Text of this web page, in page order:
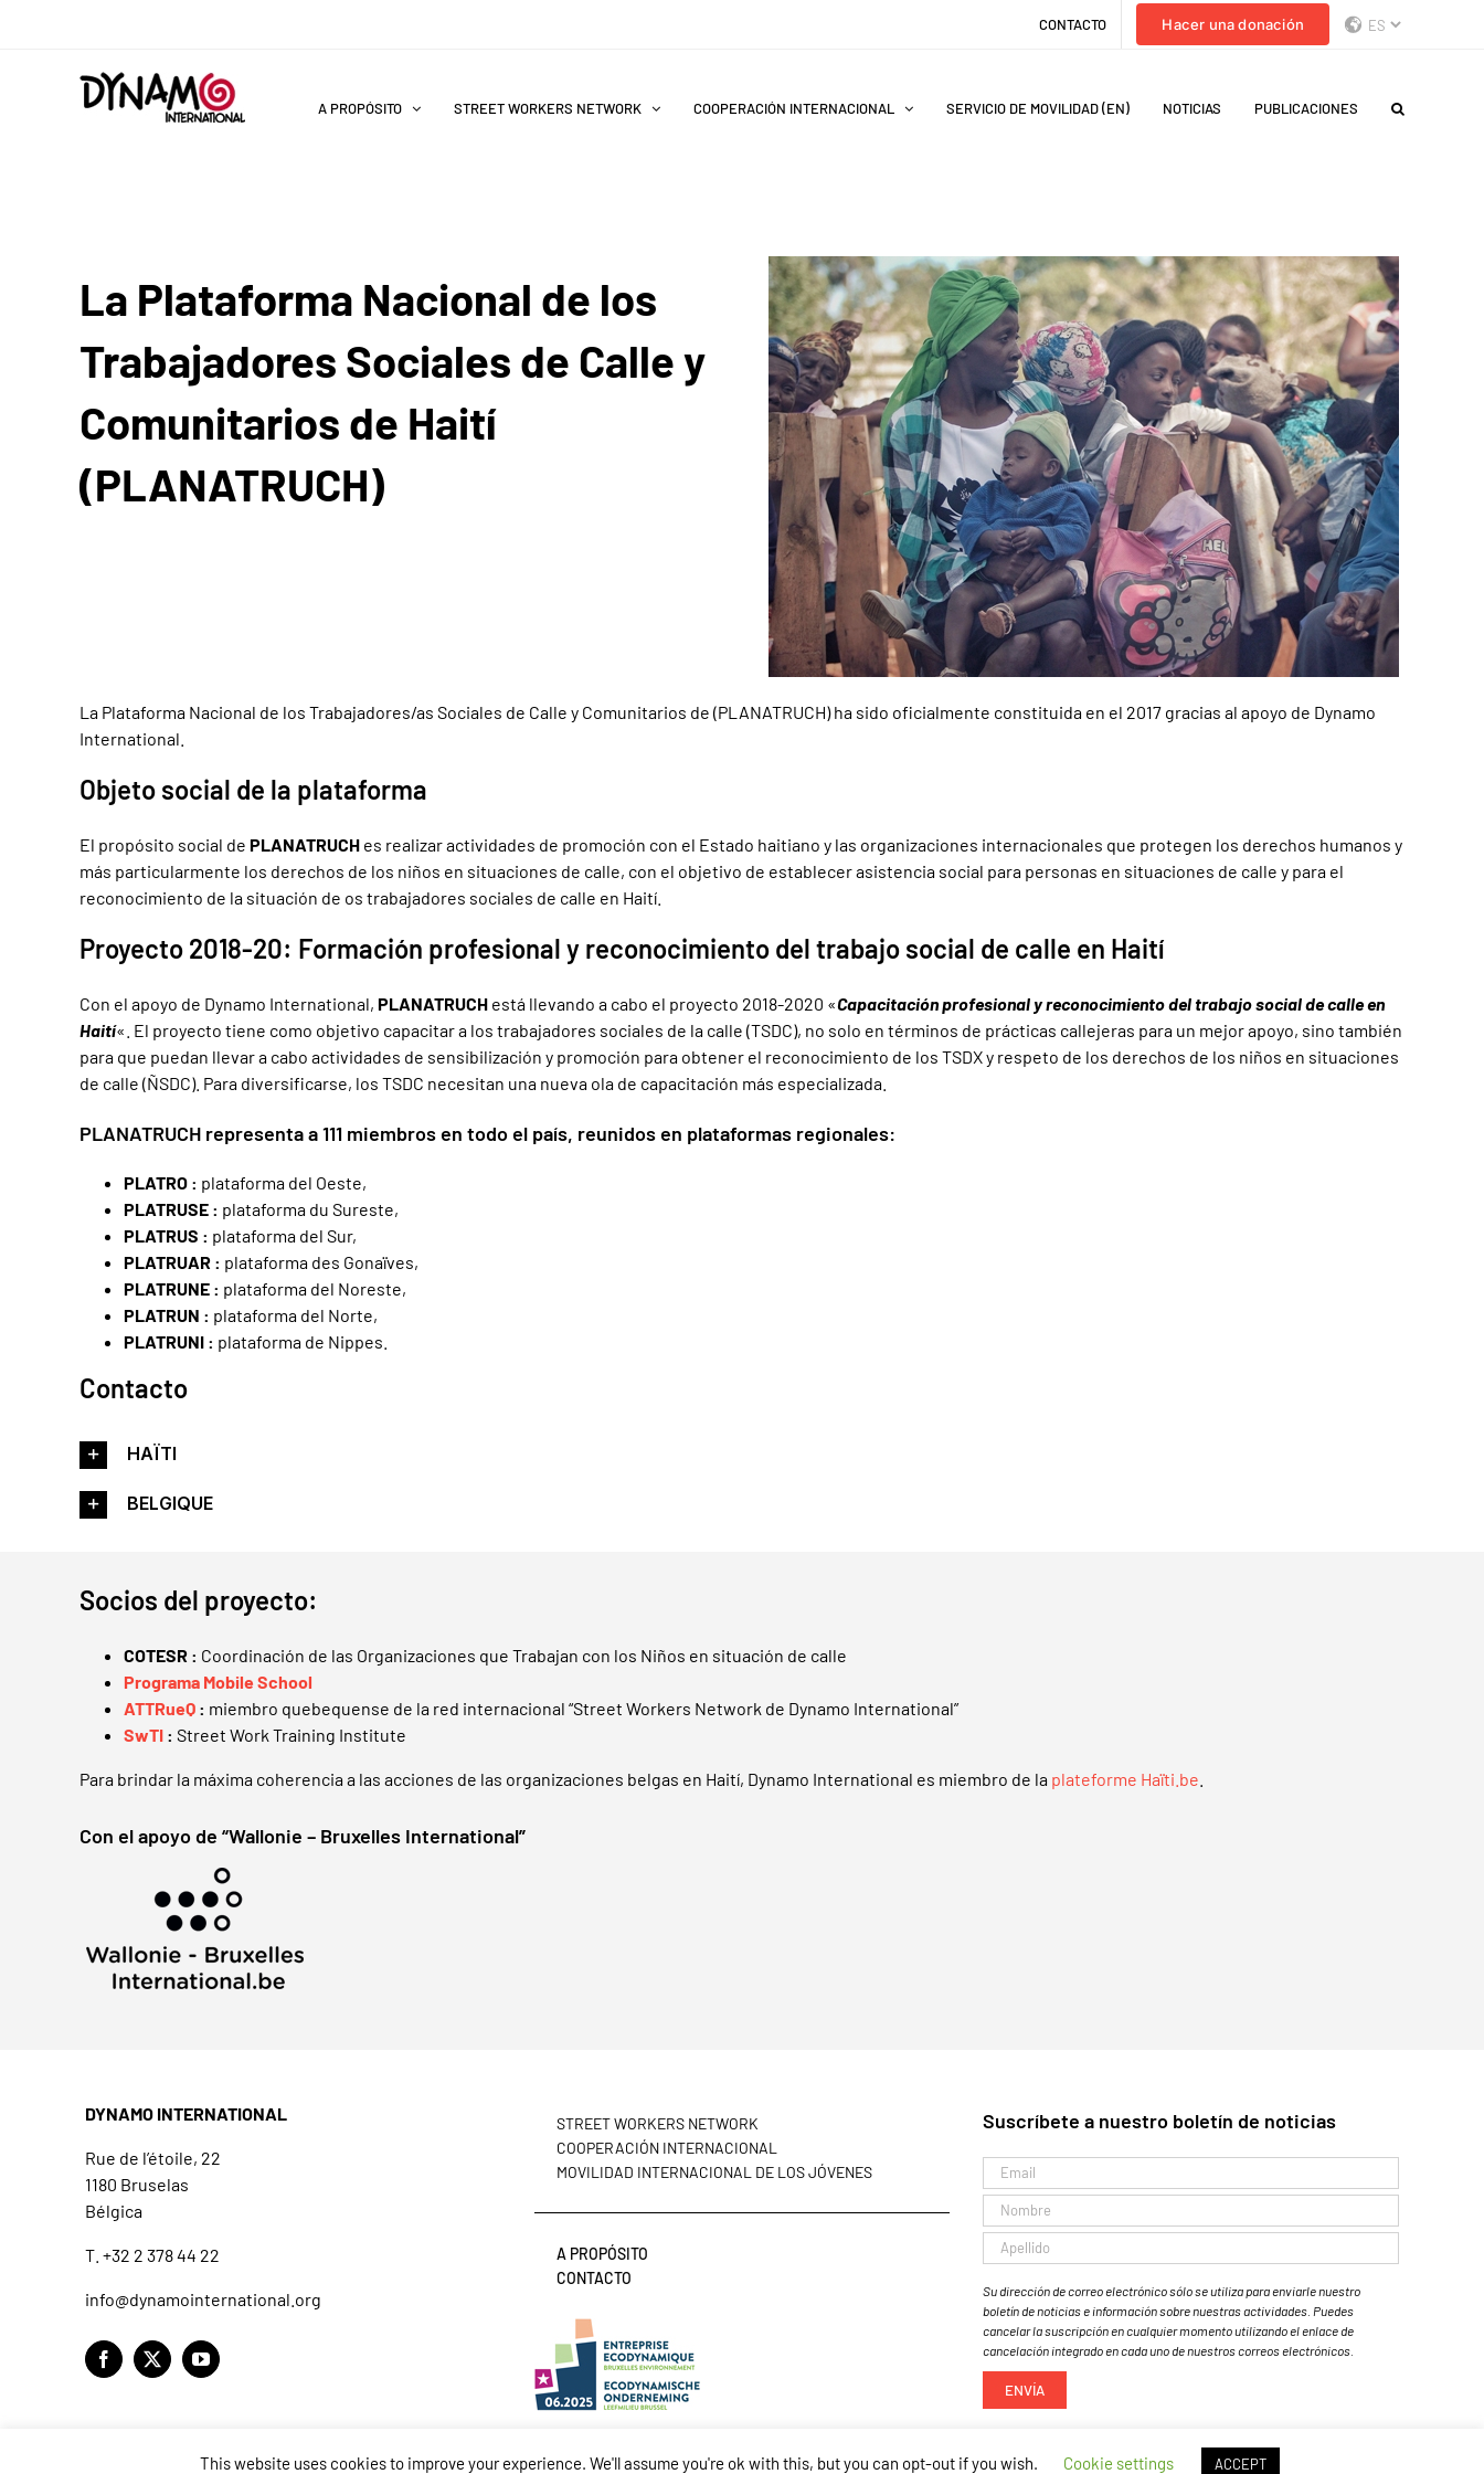
CONTACTO Hacer una donación
A PROPÓSITO STREET WORKERS NETWORK COOPERACIÓN INTERNACIONAL SERVICIO DE MOVILIDAD (EN) NOTICIAS PUBLICACIONES
La Plataforma Nacional de los
Trabajadores Sociales de Calle y
Comunitarios de Haití
(PLANATRUCH)
La Plataforma Nacional de los Trabajadores/as Sociales de Calle y Comunitarios de (PLANATRUCH) ha sido oficialmente constituida en el 2017 gracias al apoyo de Dynamo
International.
Objeto social de la plataforma
El propósito social de PLANATRUCH es realizar actividades de promoción con el Estado haitiano y las organizaciones internacionales que protegen los derechos humanos y
más particularmente los derechos de los niños en situaciones de calle, con el objetivo de establecer asistencia social para personas en situaciones de calle y para el
reconocimiento de la situación de os trabajadores sociales de calle en Haití.
Proyecto 2018-20: Formación profesional y reconocimiento del trabajo social de calle en Haití
Con el apoyo de Dynamo International, PLANATRUCH está llevando a cabo el proyecto 2018-2020 «Capacitación profesional y reconocimiento del trabajo social de calle en
Haití«. El proyecto tiene como objetivo capacitar a los trabajadores sociales de la calle (TSDC), no solo en términos de prácticas callejeras para un mejor apoyo, sino también
para que puedan llevar a cabo actividades de sensibilización y promoción para obtener el reconocimiento de los TSDX y respeto de los derechos de los niños en situaciones
de calle (ÑSDC). Para diversificarse, los TSDC necesitan una nueva ola de capacitación más especializada.
PLANATRUCH representa a 111 miembros en todo el país, reunidos en plataformas regionales:
PLATRO : plataforma del Oeste,
PLATRUSE : plataforma du Sureste,
PLATRUS : plataforma del Sur,
PLATRUAR : plataforma des Gonaïves,
PLATRUNE : plataforma del Noreste,
PLATRUN : plataforma del Norte,
PLATRUNI : plataforma de Nippes.
Contacto
HAÏTI
BELGIQUE
Socios del proyecto:
COTESR : Coordinación de las Organizaciones que Trabajan con los Niños en situación de calle
Programa Mobile School
ATTRueQ : miembro quebequense de la red internacional “Street Workers Network de Dynamo International”
SwTI : Street Work Training Institute
Para brindar la máxima coherencia a las acciones de las organizaciones belgas en Haití, Dynamo International es miembro de la plateforme Haïti.be
Con el apoyo de “Wallonie – Bruxelles International”
DYNAMO INTERNATIONAL
Rue de l’étoile, 22
1180 Bruselas
Bélgica
T. +32 2 378 44 22
info@dynamointernational.org
STREET WORKERS NETWORK
COOPERACIÓN INTERNACIONAL
MOVILIDAD INTERNACIONAL DE LOS JÓVENES
A PROPÓSITO
CONTACTO
Suscríbete a nuestro boletín de noticias
Su dirección de correo electrónico sólo se utiliza para enviarle nuestro
boletín de noticias e información sobre nuestras actividades. Puedes
cancelar la suscripción en cualquier momento utilizando el enlace de
cancelación integrado en cada uno de nuestros correos electrónicos.
This website uses cookies to improve your experience. We'll assume you're ok with this, but you can opt-out if you wish. Cookie settings ACCEPT